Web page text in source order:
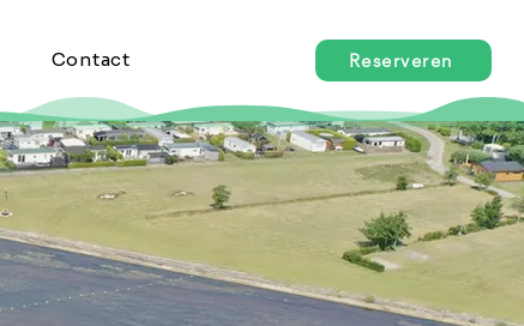
Contact Reserveren